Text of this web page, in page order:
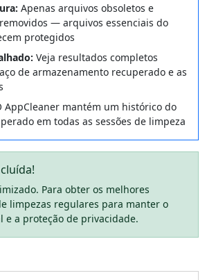
Apenas arquivos obsoletos e
— arquivos essenciais do
protegidos
Veja resultados completos
de armazenamento recuperado e as
AppCleaner mantém um histórico do
em todas as sessões de limpeza
Para obter os melhores
limpezas regulares para manter o
e a proteção de privacidade.